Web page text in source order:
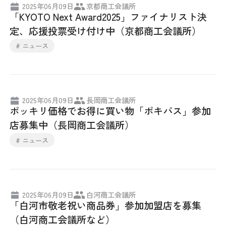
2025年06月09日 京都商工会議所
「KYOTO Next Award2025」ファイナリスト決
定、応援投票受け付け中（京都商工会議所）
# ニュース
2025年06月09日 長岡商工会議所
ポッキリ価格でお得に買い物「ポキパス」参加
店募集中（長岡商工会議所）
# ニュース
2025年06月09日 白河商工会議所
「白河市敬老祝い商品券」参加加盟店を募集
（白河商工会議所など）